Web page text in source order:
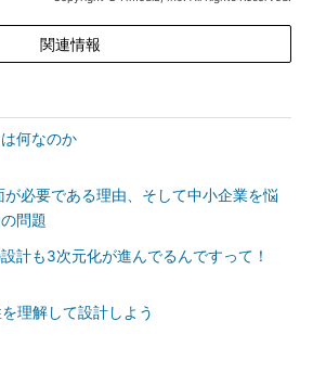
関連情報
何なのか
が必要である理由、そして中小企業を悩
問題
計も3次元化が進んでるんですって！
理解して設計しよう